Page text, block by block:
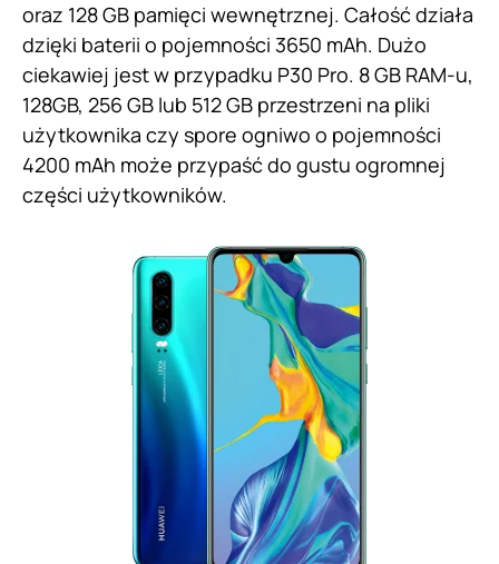
oraz 128 GB pamięci wewnętrznej. Całość działa
dzięki baterii o pojemności 3650 mAh. Dużo
ciekawiej jest w przypadku P30 Pro. 8 GB RAM-u,
128GB, 256 GB lub 512 GB przestrzeni na pliki
użytkownika czy spore ogniwo o pojemności
4200 mAh może przypaść do gustu ogromnej
części użytkowników.